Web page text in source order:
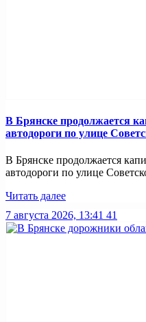
В Брянске продолжается
автодороги по улице
В Брянске продолжается
автодороги по улице
Читать далее
7 августа 2026, 13:41 41